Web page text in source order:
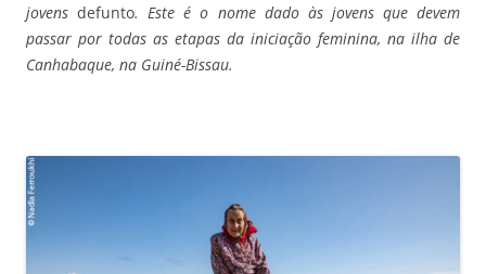
jovensdefunto. Este é o nome dado às jovens que devem
passar por todas as etapas da iniciação feminina, na ilha de
Canhabaque, na Guiné-Bissau.